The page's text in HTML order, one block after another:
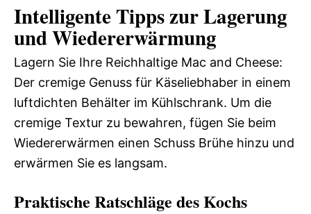
Intelligente Tipps zur Lagerung
und Wiedererwärmung
Lagern Sie Ihre Reichhaltige Mac and Cheese:
Der cremige Genuss für Käseliebhaber in einem
luftdichten Behälter im Kühlschrank. Um die
cremige Textur zu bewahren, fügen Sie beim
Wiedererwärmen einen Schuss Brühe hinzu und
erwärmen Sie es langsam.
Praktische Ratschläge des Kochs